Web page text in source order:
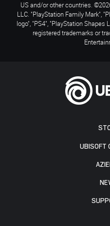
UBISOFT
US and/or other countries.
LLC. "PlayStation Family Mark",
logo", "PS4", "PlayStation
registered trademarks or